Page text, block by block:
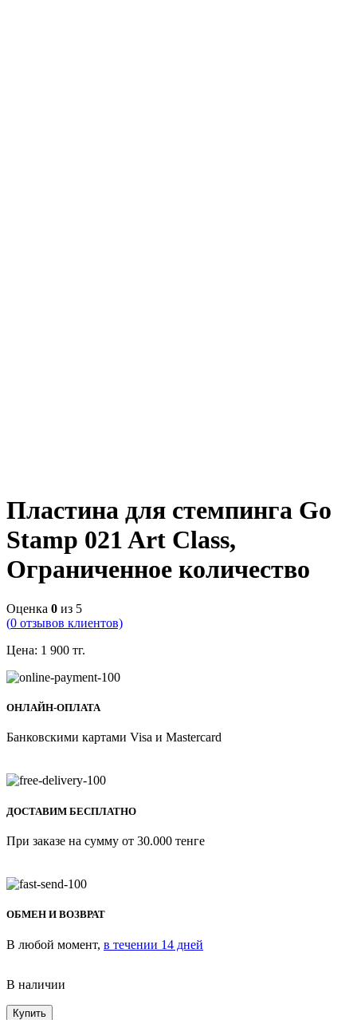
Пластина для стемпинга Go
Stamp 021 Art Class,
Ограниченное количество
Оценка 0 из 5
(0 отзывов клиентов)
Цена: 1 900 тг.
ОНЛАЙН-ОПЛАТА
Банковскими картами Visa и Mastercard
ДОСТАВИМ БЕСПЛАТНО
При заказе на сумму от 30.000 тенге
ОБМЕН И ВОЗВРАТ
В любой момент, в течении 14 дней
В наличии
Купить